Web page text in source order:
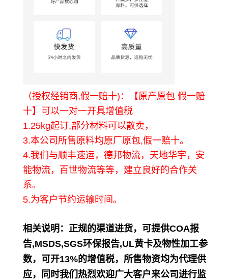
（授权经销商,假一赔十)：【原产原包 假一赔
十】可以一对一开具增值税
1.25kg起订,部分材料可以散卖，
3.本公司所售原料均原厂原包,假一赔十。
4.我们与顺丰速运，德邦物流，天地华宇，安
能物流，百世物流等等，建立良好的合作关
系。
5.为客户节约运输时间。
相关说明 ：正规的渠道进货，可提供COA报
告,MSDS,SGS环保报告,UL黄卡及物性加工参
数，可开13%的增值税，所售物资均为代理供
应，同时我们热烈欢迎广大客户来公司进行监